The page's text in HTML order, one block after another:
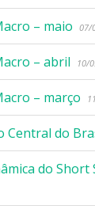
– maio 07/
– abril 10/
– março
Central do
do Short